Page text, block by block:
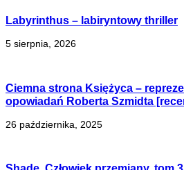
Labyrinthus – labiryntowy thriller
5 sierpnia, 2026
Ciemna strona Księżyca –
opowiadań Roberta Szmidta
26 października, 2025